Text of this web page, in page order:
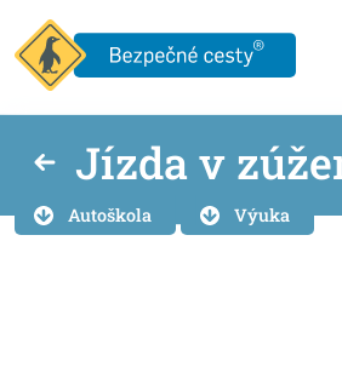
Jízda v
Autoškola Výuka